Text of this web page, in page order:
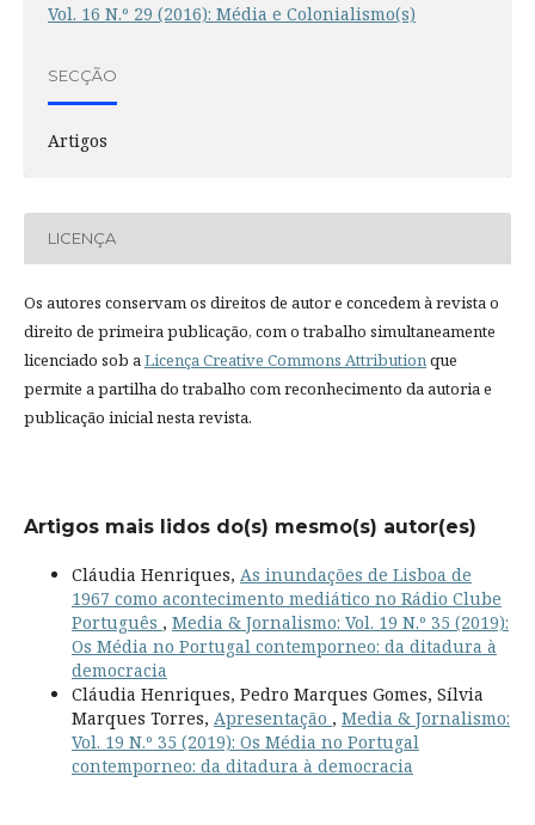
Vol. 16 N.º 29 (2016): Média e Colonialismo(s)
SECÇÃO
Artigos
LICENÇA
Os autores conservam os direitos de autor e concedem à revista o
direito de primeira publicação, com o trabalho simultaneamente
licenciado sob aLicença Creative Commons Attributionque
permite a partilha do trabalho com reconhecimento da autoria e
publicação inicial nesta revista.
Artigos mais lidos do(s) mesmo(s) autor(es)
Cláudia Henriques, As inundações de Lisboa de
1967 como acontecimento mediático no Rádio Clube
Português , Media & Jornalismo: Vol. 19 N.º 35 (2019):
Os Média no Portugal contemporneo: da ditadura à
democracia
Cláudia Henriques, Pedro Marques Gomes, Sílvia
Marques Torres, Apresentação , Media & Jornalismo:
Vol. 19 N.º 35 (2019): Os Média no Portugal
contemporneo: da ditadura à democracia